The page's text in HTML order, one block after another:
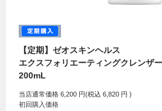
【定期】ゼオスキンヘルス
エクスフォリエーティングクレンザー
200mL
当店通常価格 6,200 円(税込6,820 円 )
初回購入価格